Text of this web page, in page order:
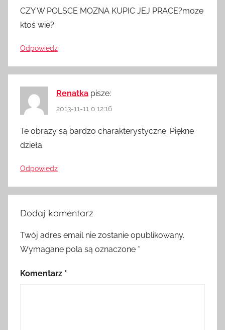
CZY W POLSCE MOZNA KUPIC JEJ PRACE?moze
ktoś wie?
Odpowiedz
Renatka pisze:
2013-11-11 o 12:16
Te obrazy są bardzo charakterystyczne. Piękne
dzieła.
Odpowiedz
Dodaj komentarz
Twój adres email nie zostanie opublikowany.
Wymagane pola są oznaczone *
Komentarz *